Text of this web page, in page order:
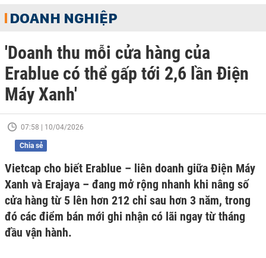
DOANH NGHIỆP
'Doanh thu mỗi cửa hàng của
Erablue có thể gấp tới 2,6 lần Điện
Máy Xanh'
07:58 | 10/04/2026
Chia sẻ
Vietcap cho biết Erablue – liên doanh giữa Điện Máy
Xanh và Erajaya – đang mở rộng nhanh khi nâng số
cửa hàng từ 5 lên hơn 212 chỉ sau hơn 3 năm, trong
đó các điểm bán mới ghi nhận có lãi ngay từ tháng
đầu vận hành.